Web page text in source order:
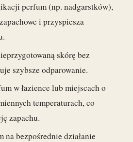
perfum (np. nadgarstków),
i przyspiesza
skórę bez
szybsze odparowanie.
w łazience lub miejscach o
temperaturach, co
zapachu.
na bezpośrednie działanie